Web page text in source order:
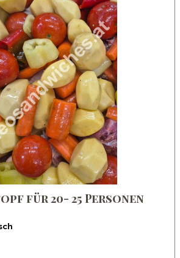
für 20- 25 Personen